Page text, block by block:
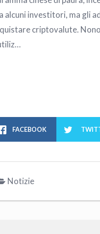
alcuni investitori, ma gli
criptovalute.
FACEBOOK
Notizie